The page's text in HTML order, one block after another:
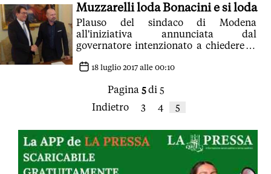
riforma che azzerava i poteri delle
Regioni'
Muzzarelli loda Bonacini e si loda
Plauso del sindaco di Modena
all'iniziativa annunciata dal
governatore intenzionato a chiedere al
spesa: 'L'Emilia Romagna sa spendere
18 luglio 2017 alle 00:10
Pagina 5di 5
Indietro
3 4 5